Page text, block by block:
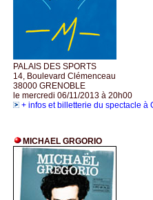
PALAIS DES SPORTS
14, Boulevard Clémenceau
38000 GRENOBLE
le mercredi 06/11/2013 à 20h00
+ infos et billetterie du spectacle à
MICHAEL GRGORIO